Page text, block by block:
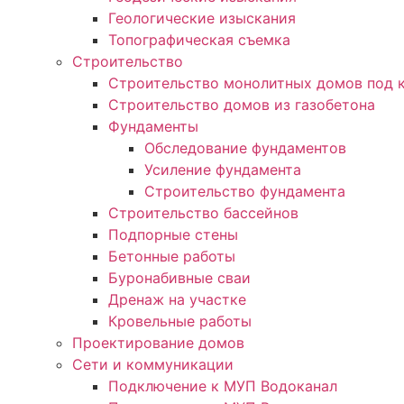
Геологические изыскания
Топографическая съемка
Строительство
Строительство монолитных домов под
Строительство домов из газобетона
Фундаменты
Обследование фундаментов
Усиление фундамента
Строительство фундамента
Строительство бассейнов
Подпорные стены
Бетонные работы
Буронабивные сваи
Дренаж на участке
Кровельные работы
Проектирование домов
Сети и коммуникации
Подключение к МУП Водоканал